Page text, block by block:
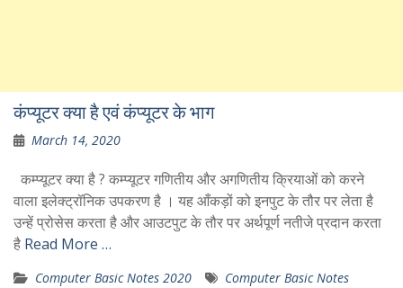
कंप्यूटर क्या है एवं कंप्यूटर के भाग
March 14, 2020
कम्प्यूटर क्या है ? कम्प्यूटर गणितीय और अगणितीय क्रियाओं को करने
वाला इलेक्ट्रॉनिक उपकरण है । यह आँकड़ों को इनपुट के तौर पर लेता है
उन्हें प्रोसेस करता है और आउटपुट के तौर पर अर्थपूर्ण नतीजे प्रदान करता
है Read More …
Computer Basic Notes 2020
Computer Basic Notes